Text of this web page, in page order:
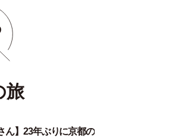
旅
ん】23年ぶりに京都の